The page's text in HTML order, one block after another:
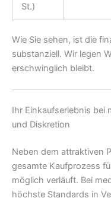
St.)
Wie Sie sehen, ist die
substanziell. Wir legen
erschwinglich bleibt.
Ihr Einkaufserlebnis bei
und Diskretion
Neben dem attraktiven
gesamte Kaufprozess
möglich verläuft. Bei
höchste Standards in